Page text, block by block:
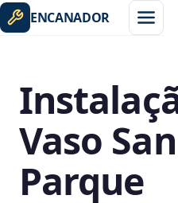
ENCANADOR
Vaso
Parque